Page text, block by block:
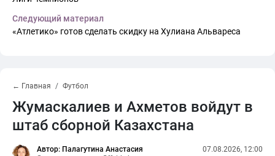
Следующий материал
«Атлетико» готов сделать скидку на Хулиана Альвареса
← Главная Футбол
Жумаскалиев и Ахметов войдут в
штаб сборной Казахстана
Автор: Палагутина Анастасия
07.08.2026, 12:00